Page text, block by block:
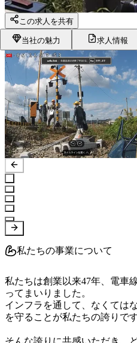
この求人を共有
当社の魅力 求人情報
私たちの事業について
私たちは創業以来47年、電車
ってまいりました。
インフラを通して、なくては
を守ることが私たちの誇りです